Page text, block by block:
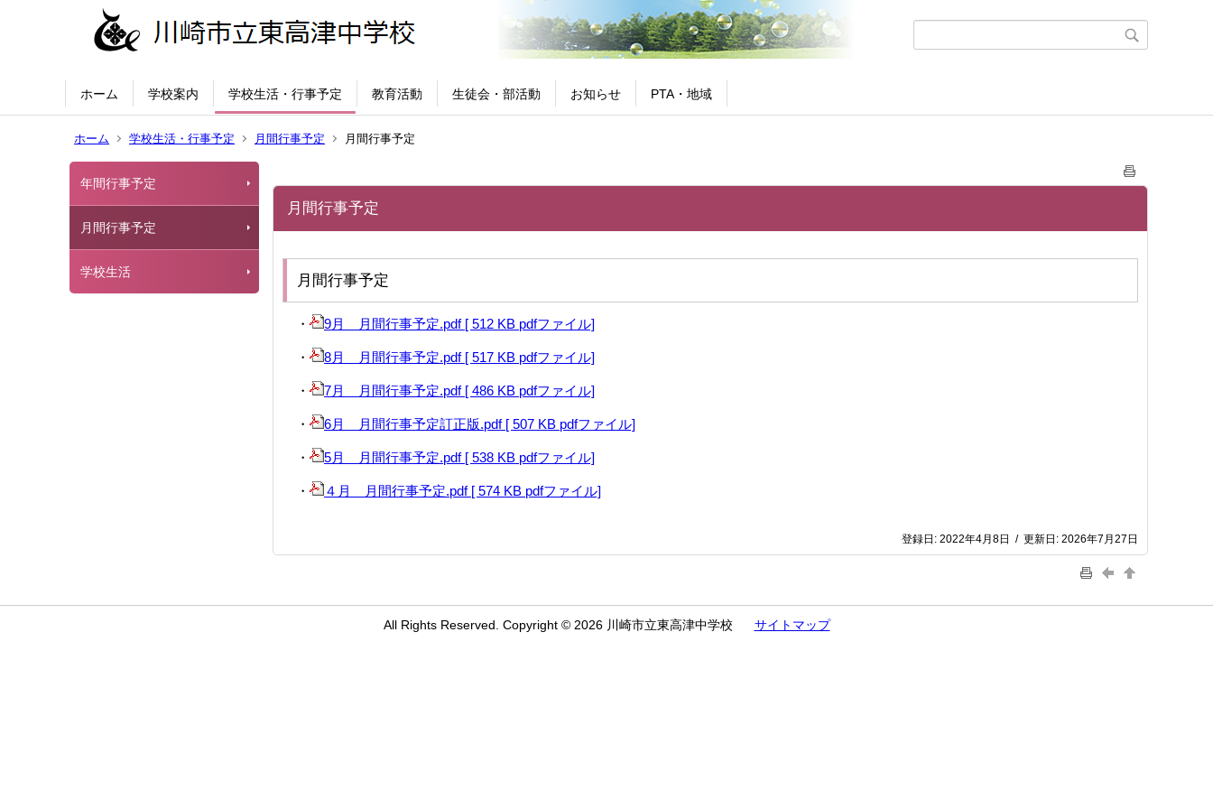
ホーム 学校案内 学校生活・行事予定 教育活動 生徒会・部活動 お知らせ PTA・地域
ホーム 学校生活・行事予定 月間行事予定 月間行事予定
年間行事予定
月間行事予定
学校生活
月間行事予定
月間行事予定
・ 9月 月間行事予定.pdf [ 512 KB pdfファイル]
・ 8月 月間行事予定.pdf [ 517 KB pdfファイル]
・ 7月 月間行事予定.pdf [ 486 KB pdfファイル]
・ 6月 月間行事予定訂正版.pdf [ 507 KB pdfファイル]
・ 5月 月間行事予定.pdf [ 538 KB pdfファイル]
・ ４月 月間行事予定.pdf [ 574 KB pdfファイル]
登録日: 2022年4月8日 / 更新日: 2026年7月27日
All Rights Reserved. Copyright © 2026 川崎市立東高津中学校 サイトマップ